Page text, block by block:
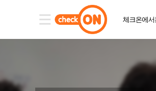
체크온에서